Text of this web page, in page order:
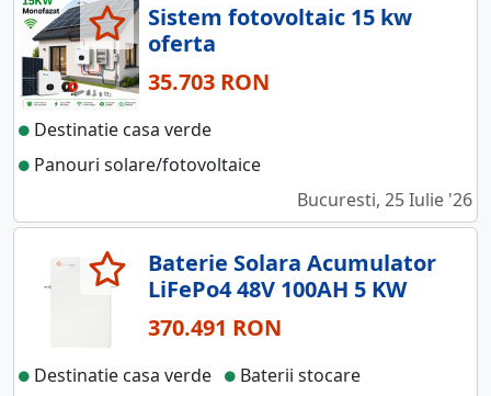
Sistem fotovoltaic 15 kw
oferta
35.703 RON
Destinatie casa verde
Panouri solare/fotovoltaice
Bucuresti, 25 Iulie '26
Baterie Solara Acumulator
LiFePo4 48V 100AH 5 KW
370.491 RON
Destinatie casa verde
Baterii stocare